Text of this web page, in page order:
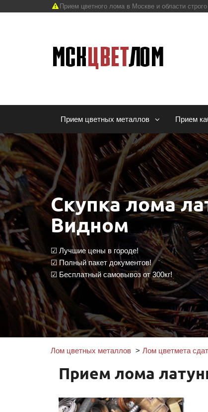
Прием цветного лома в Москве и области
Прием цветных металлов Прием
Скупка лома
Видном
☑ Лучшие цены в городе!
☑ Полный пакет документов!
☑ Бесплатный самовывоз от 300кг!
Лом цветных металлов Лом цветмета
Прием лома